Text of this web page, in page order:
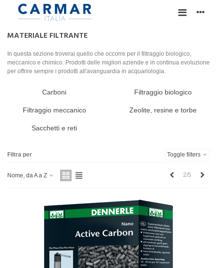
MATERIALE FILTRANTE
In questa sezione troverai quello che occorre per il filtraggio biologico,
meccanico e chimico. Prodotti delle migliori aziende e in continua evoluzione
per offrire sempre i prodotti all'avanguardia in acquariologia.
Carboni Filtraggio biologico
Filtraggio meccanico Zeolite, resine e torbe
Sacchetti e reti
Filtra per Toggle filters
Nome, da A a Z Precedente
2/5